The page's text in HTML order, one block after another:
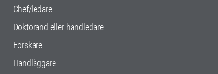
Chef/ledare
Doktorand eller handledare
Forskare
Handläggare